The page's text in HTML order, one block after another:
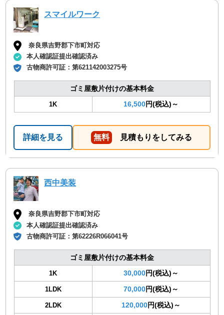
スマイルワーク
奈良県吉野郡下市町対応
本人確認証提出確認済み
古物商許可証：第621142003275号
ゴミ屋敷片付けの基本料金
1K 16,500円(税込)～
詳細を見る 無料 見積もりをしてみる
西中美装
奈良県吉野郡下市町対応
本人確認証提出確認済み
古物商許可証：第62226R066041号
ゴミ屋敷片付けの基本料金
1K 30,000円(税込)～
1LDK 70,000円(税込)～
2LDK 120,000円(税込)～